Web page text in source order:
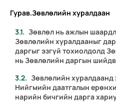
Гурав.Зөвлөлийн хуралдаан
Зөвлөл нь ажлын
Зөвлөлийн хуралдааныг
даргыг эзгүй тохиолдолд
нь Зөвлөлийн даргын
Зөвлөлийн хуралдаанд
Нийгмийн даатгалын
нарийн бичгийн дарга